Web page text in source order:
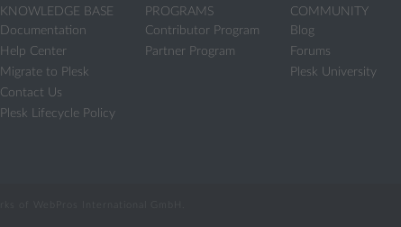
KNOWLEDGE BASE
Documentation
Help Center
Migrate to Plesk
Contact Us
Plesk Lifecycle Policy
PROGRAMS
Contributor Program
Partner Program
COMMUNITY
Blog
Forums
Plesk University